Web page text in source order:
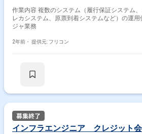
作業内容 複数のシステム（履行保証システム
レカシステム、原票到着システムなど）の運
ジャ業務
2年前・ 提供元: フリコン
インフラエンジニア クレジット